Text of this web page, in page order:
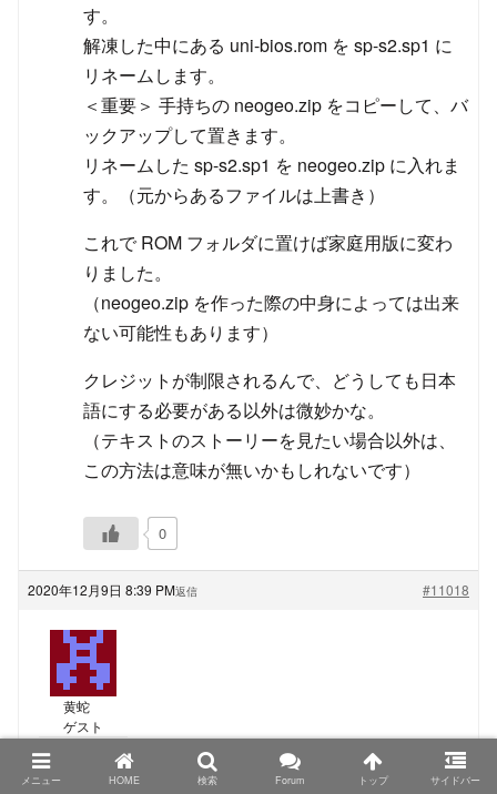
す。
解凍した中にある uni-bios.rom を sp-s2.sp1 に
リネームします。
＜重要＞ 手持ちの neogeo.zip をコピーして、バ
ックアップして置きます。
リネームした sp-s2.sp1 を neogeo.zip に入れま
す。（元からあるファイルは上書き）
これで ROM フォルダに置けば家庭用版に変わ
りました。
（neogeo.zip を作った際の中身によっては出来
ない可能性もあります）
クレジットが制限されるんで、どうしても日本
語にする必要がある以外は微妙かな。
（テキストのストーリーを見たい場合以外は、
この方法は意味が無いかもしれないです）
0
2020年12月9日 8:39 PM #11018
返信
黄蛇
ゲスト
TRIMUI Model S、PowKiddyさん名義の物もシタンさ
メニュー HOME 検索 Forum トップ サイドバー